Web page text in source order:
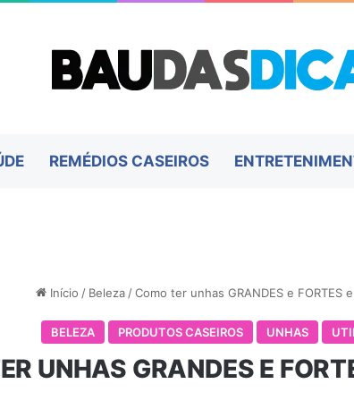
REMÉDIOS CASEIROS
Início / Beleza /Como ter unhas GRANDES e FORTES
BELEZA PRODUTOS CASEIROS UNHAS
UNHAS GRANDES E